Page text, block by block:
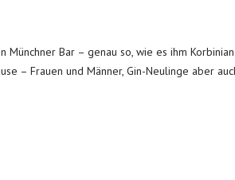
Bar – genau so, wie es ihm
– Frauen und Männer, Gin-Neulinge aber